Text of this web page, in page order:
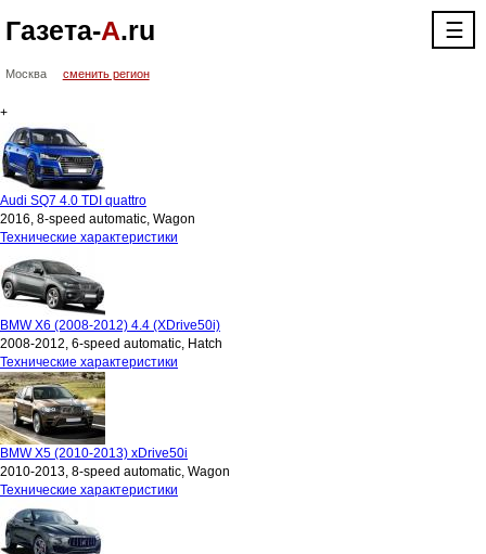
Газета-А.ru ☰
Москва сменить регион
+
Audi SQ7 4.0 TDI quattro
2016, 8-speed automatic, Wagon
Технические характеристики
BMW X6 (2008-2012) 4.4 (XDrive50i)
2008-2012, 6-speed automatic, Hatch
Технические характеристики
BMW X5 (2010-2013) xDrive50i
2010-2013, 8-speed automatic, Wagon
Технические характеристики